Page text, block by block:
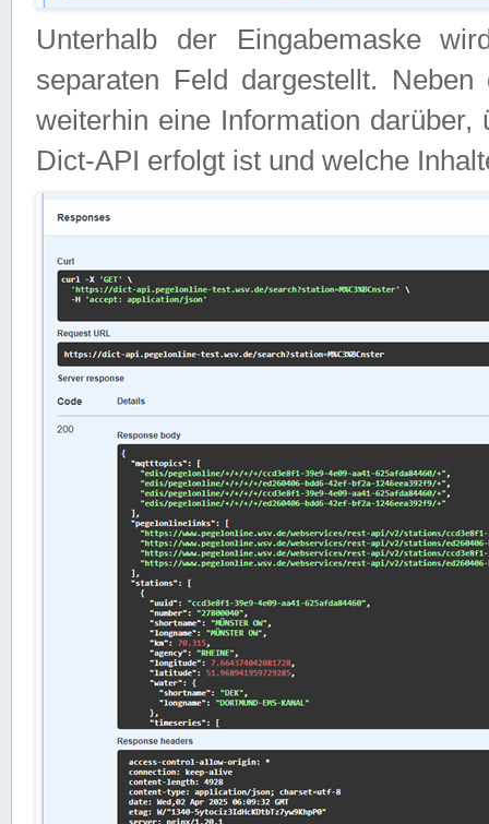
Unterhalb der Eingabemaske
separaten Feld dargestellt.
weiterhin eine Information
Dict-API erfolgt ist und welche